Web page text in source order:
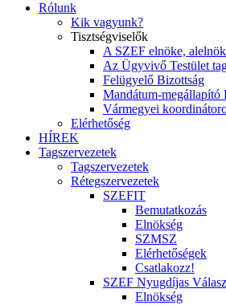
Rólunk
Kik vagyunk?
Tisztségviselők
A SZEF elnöke,
Az Ügyvivő Testület
Felügyelő Bizottság
Mandátum-megállapító
Vármegyei
Elérhetőség
HÍREK
Tagszervezetek
Tagszervezetek
Rétegszervezetek
SZEFIT
Bemutatkozás
Elnökség
SZMSZ
Elérhetőségek
Csatlakozz!
SZEF Nyugdíjas
Elnökség